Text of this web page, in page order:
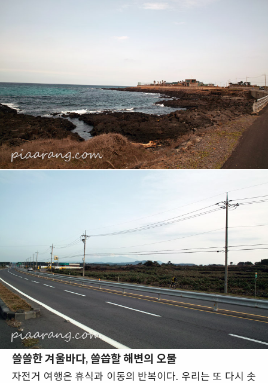
쓸쓸한 겨울바다, 쓸씁할 해변의 오물
자전거 여행은 휴식과 이동의 반복이다. 우리는 또 다시 솟